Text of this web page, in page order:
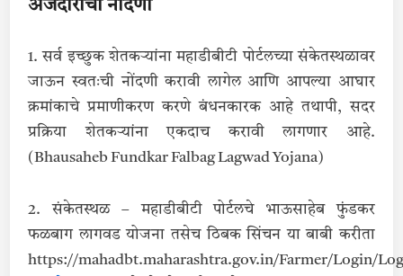
अर्जदारांची नोंदणी
1. सर्व इच्छुक शेतकऱ्यांना महाडीबीटी पोर्टलच्या संकेतस्थळावर
जाऊन स्वतःची नोंदणी करावी लागेल आणि आपल्या आघार
क्रमांकाचे प्रमाणीकरण करणे बंधनकारक आहे तथापी, सदर
प्रक्रिया शेतकर्‍यांना एकदाच करावी लागणार आहे.
(Bhausaheb Fundkar Falbag Lagwad Yojana)
2. संकेतस्थळ – महाडीबीटी पोर्टलचे भाऊसाहेब फुंडकर
फळबाग लागवड योजना तसेच ठिबक सिंचन या बाबी करीता
https://mahadbt.maharashtra.gov.in/Farmer/Login/